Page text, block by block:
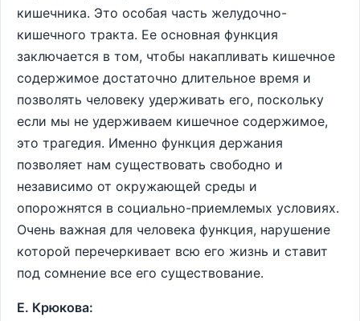
кишечника. Это особая часть желудочно-
кишечного тракта. Ее основная функция
заключается в том, чтобы накапливать кишечное
содержимое достаточно длительное время и
позволять человеку удерживать его, поскольку
если мы не удерживаем кишечное содержимое,
это трагедия. Именно функция держания
позволяет нам существовать свободно и
независимо от окружающей среды и
опорожнятся в социально-приемлемых условиях.
Очень важная для человека функция, нарушение
которой перечеркивает всю его жизнь и ставит
под сомнение все его существование.
Е. Крюкова: